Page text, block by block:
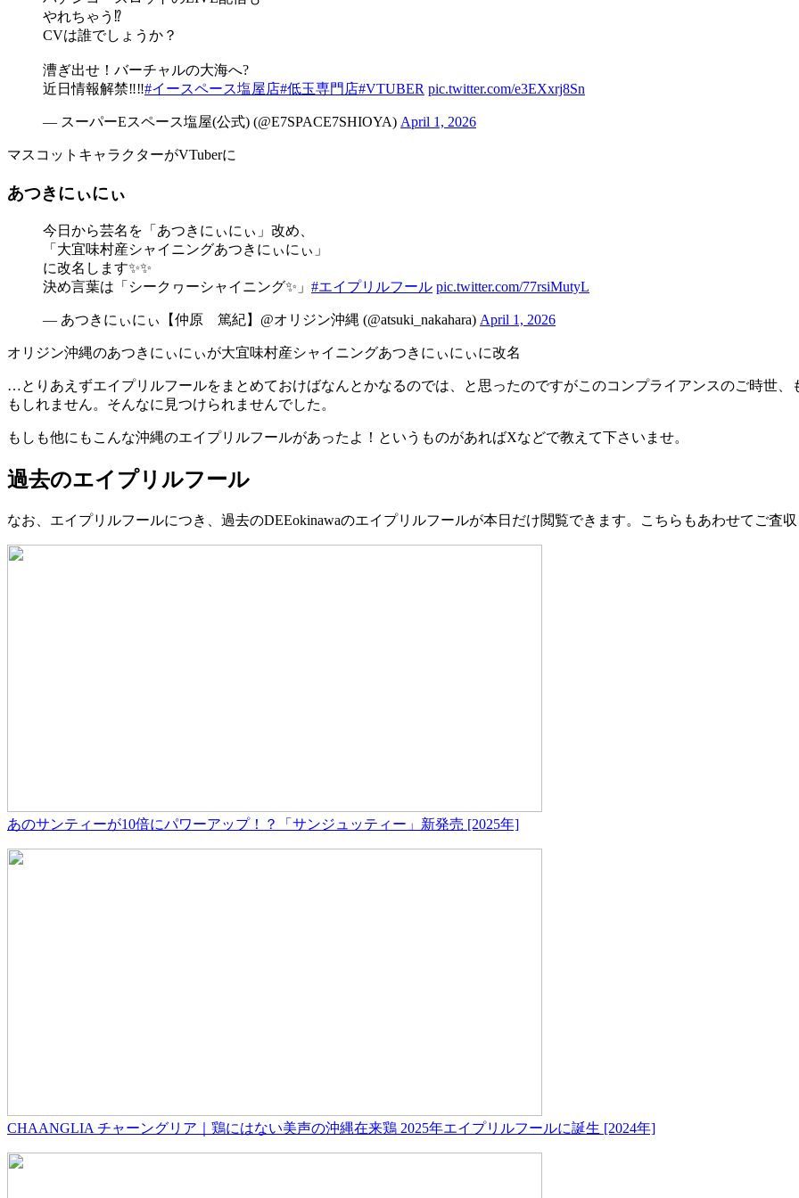
やれちゃう⁉️
CVは誰でしょうか？
漕ぎ出せ！バーチャルの大海へ?
近日情報解禁‼️‼️#イースペース塩屋店#低玉専門店#VTUBER pic.twitter.com/e3EXxrj8Sn
— スーパーEスペース塩屋(公式) (@E7SPACE7SHIOYA) April 1, 2026
マスコットキャラクターがVTuberに
あつきにぃにぃ
今日から芸名を「あつきにぃにぃ」改め、
「大宜味村産シャイニングあつきにぃにぃ」
に改名します✨✨
決め言葉は「シークヮーシャイニング✨」 #エイプリルフール pic.twitter.com/77rsiMutyL
— あつきにぃにぃ【仲原 篤紀】@オリジン沖縄 (@atsuki_nakahara) April 1, 2026
オリジン沖縄のあつきにぃにぃが大宜味村産シャイニングあつきにぃにぃに改名
…とりあえずエイプリルフールをまとめておけばなんとかなるのでは、と思ったのですがこのコンプライアンスのご時世
もしれません。そんなに見つけられませんでした。
もしも他にもこんな沖縄のエイプリルフールがあったよ！というものがあればXなどで教えて下さいませ。
過去のエイプリルフール
なお、エイプリルフールにつき、過去のDEEokinawaのエイプリルフールが本日だけ閲覧できます。こちらもあわせてご査収
あのサンティーが10倍にパワーアップ！？「サンジュッティー」新発売 [2025年]
CHAANGLIA チャーングリア｜鶏にはない美声の沖縄在来鶏 2025年エイプリルフールに誕生 [2024年]